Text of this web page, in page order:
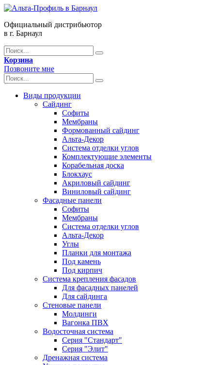
Официальный дистрибьютор
в г. Барнаул
Корзина
Позвоните мне
Виды продукции
Сайдинг
Софиты
Мембраны
Формованный сайдинг
Альта-Декор
Система отделки углов
Комплектующие элементы
Корабельная доска
Блокхаус
Акриловый сайдинг
Виниловый сайдинг
Фасадные панели
Софиты
Мембраны
Система отделки углов
Альта-Декор
Углы
Планки для монтажа
Под камень
Под кирпич
Система крепления фасадов
Для фасадных панелей
Для сайдинга
Стеновые панели
Молдинги
Вагонка ПВХ
Водосточная система
Серия "Стандарт"
Серия "Элит"
Дренажная система